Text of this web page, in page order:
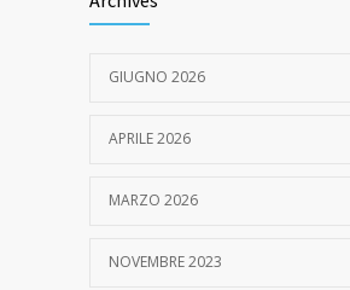
GIUGNO 2026
APRILE 2026
MARZO 2026
NOVEMBRE 2023